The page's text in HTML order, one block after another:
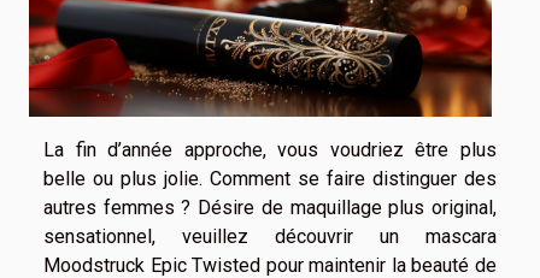
La fin d’année approche, vous voudriez être plus
belle ou plus jolie. Comment se faire distinguer des
autres femmes ? Désire de maquillage plus original,
sensationnel, veuillez découvrir un mascara
Moodstruck Epic Twisted pour maintenir la beauté de